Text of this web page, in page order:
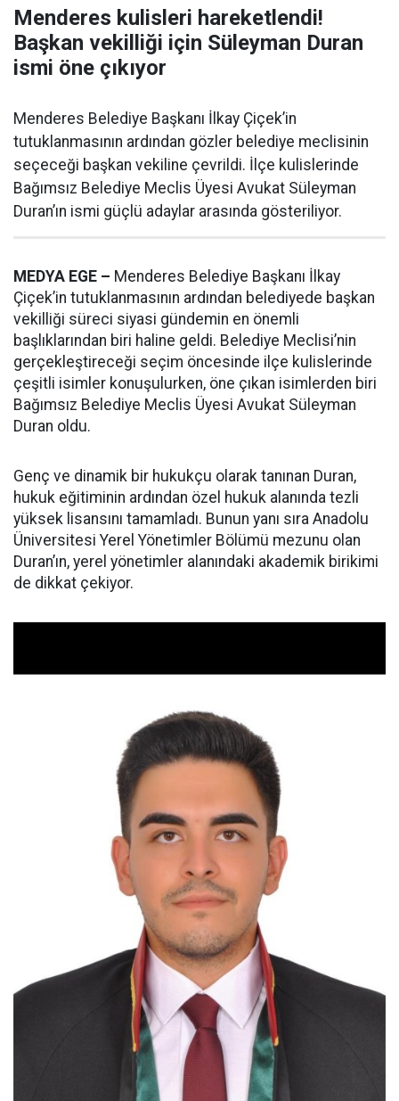
Menderes kulisleri hareketlendi!
Başkan vekilliği için Süleyman Duran
ismi öne çıkıyor
Menderes Belediye Başkanı İlkay Çiçek’in
tutuklanmasının ardından gözler belediye meclisinin
seçeceği başkan vekiline çevrildi. İlçe kulislerinde
Bağımsız Belediye Meclis Üyesi Avukat Süleyman
Duran’ın ismi güçlü adaylar arasında gösteriliyor.
MEDYA EGE – Menderes Belediye Başkanı İlkay
Çiçek’in tutuklanmasının ardından belediyede başkan
vekilliği süreci siyasi gündemin en önemli
başlıklarından biri haline geldi. Belediye Meclisi’nin
gerçekleştireceği seçim öncesinde ilçe kulislerinde
çeşitli isimler konuşulurken, öne çıkan isimlerden biri
Bağımsız Belediye Meclis Üyesi Avukat Süleyman
Duran oldu.
Genç ve dinamik bir hukukçu olarak tanınan Duran,
hukuk eğitiminin ardından özel hukuk alanında tezli
yüksek lisansını tamamladı. Bunun yanı sıra Anadolu
Üniversitesi Yerel Yönetimler Bölümü mezunu olan
Duran’ın, yerel yönetimler alanındaki akademik birikimi
de dikkat çekiyor.